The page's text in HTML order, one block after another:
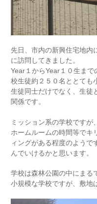
先日、市内の新興住宅地内
に訪問してきました。
Year１からYear１０生ま
校生徒約２５０名ととても
生徒同士だけでなく、生徒
関係です。
ミッション系の学校ですが
ホームルームの時間等でキ
ィングがある程度のよう
んでいけるかと思います。
学校は森林公園の中にまる
小規模な学校ですが、敷地